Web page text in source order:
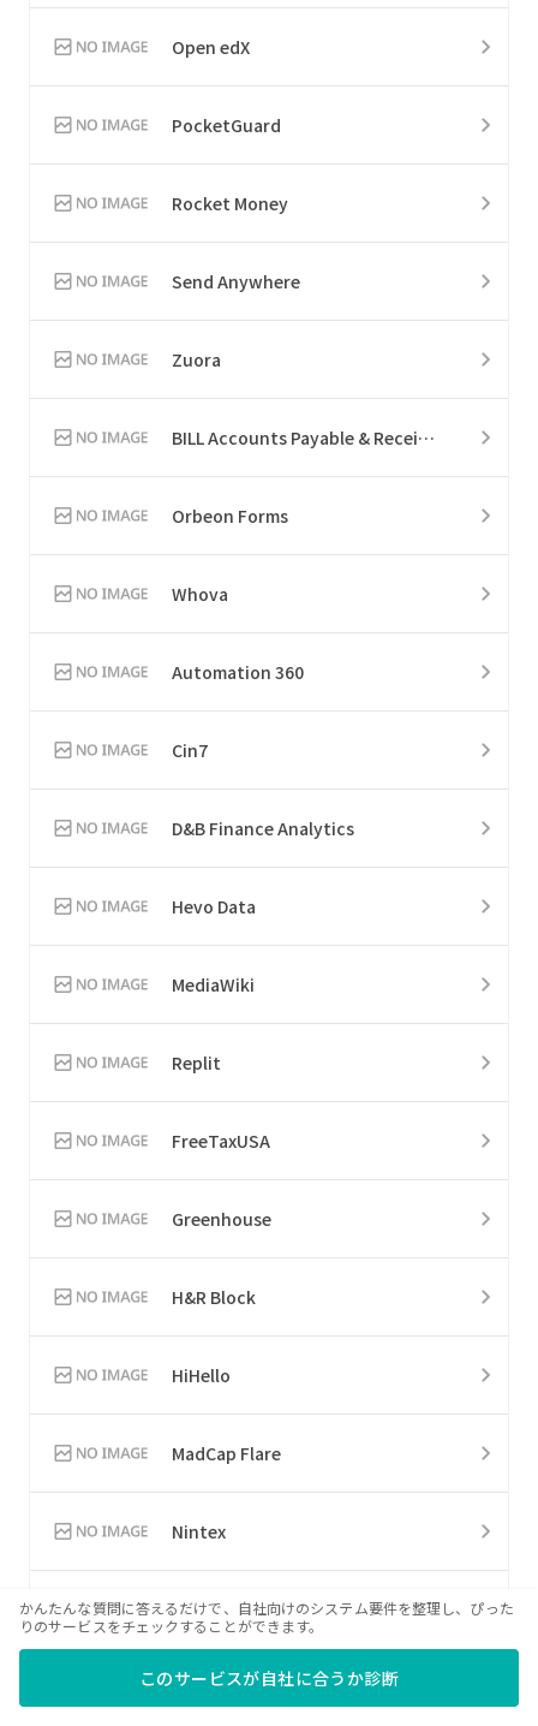
Open edX
PocketGuard
Rocket Money
Send Anywhere
Zuora
BILL Accounts Payable & Receivable
Orbeon Forms
Whova
Automation 360
Cin7
D&B Finance Analytics
Hevo Data
MediaWiki
Replit
FreeTaxUSA
Greenhouse
H&R Block
HiHello
MadCap Flare
Nintex
Zimbra
リマーク Office OMR
かんたんな質問に答えるだけで、自社向けのシステム要件を整理し、ぴった
りのサービスをチェックすることができます。
このサービスが自社に合うか診断